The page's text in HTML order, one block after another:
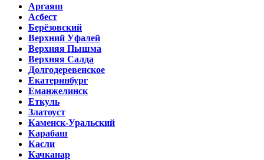
Аргаяш
Асбест
Берёзовский
Верхний Уфалей
Верхняя Пышма
Верхняя Салда
Долгодеревенское
Екатеринбург
Еманжелинск
Еткуль
Златоуст
Каменск-Уральский
Карабаш
Касли
Качканар